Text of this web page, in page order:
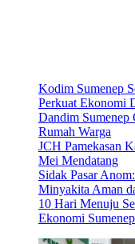
Kodim Sumenep
Perkuat Ekonomi
Dandim Sumenep
Rumah Warga
JCH Pamekasan
Mei Mendatang
Sidak Pasar
Minyakita Aman
10 Hari Menuju
Ekonomi Sumenep